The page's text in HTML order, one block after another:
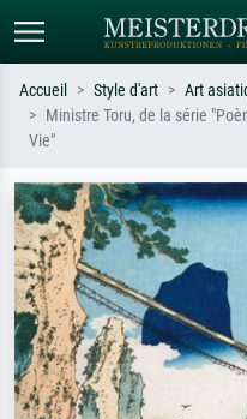
ex. Monet, Nuit étoilée,
impressionnisme, vague de
nu.
Accueil Style d'art Art
Ministre Toru, de la série
Vie"